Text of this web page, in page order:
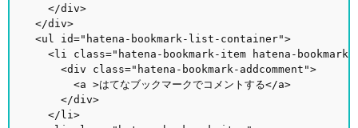
</div>
</div>
<ul id="hatena-bookmark-list-container">
<li class="hatena-bookmark-item hatena-bookmark-
<div class="hatena-bookmark-addcomment">
<a >はてなブックマークでコメントする</a>
</div>
</li>